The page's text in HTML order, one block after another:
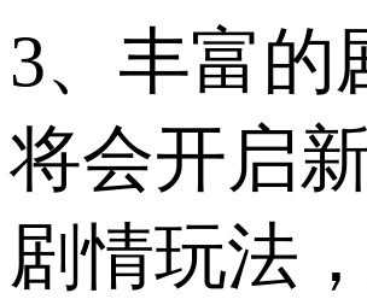
3、丰富的
将会开启
剧情玩法